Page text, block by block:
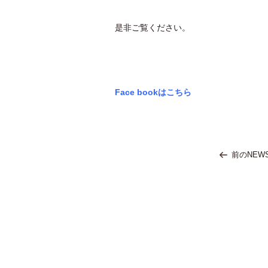
是非ご覧ください。
Face bookはこちら
前の